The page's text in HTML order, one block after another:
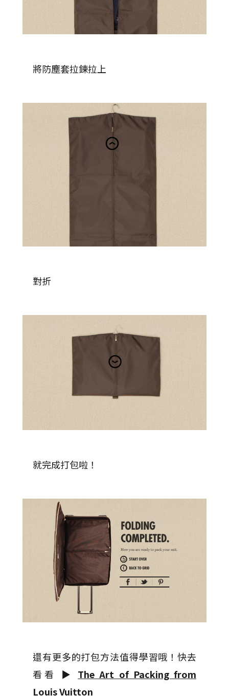
將防塵套拉鍊拉上
對折
就完成打包啦！
還有更多的打包方法值得學習哦！快去
看看 ▶ The Art of Packing from
Louis Vuitton